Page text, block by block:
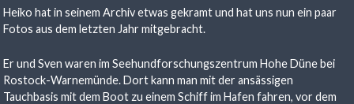
Heiko hat in seinem Archiv etwas gekramt und hat uns nun ein paar
Fotos aus dem letzten Jahr mitgebracht.
Er und Sven waren im Seehundforschungszentrum Hohe Düne bei
Rostock-Warnemünde. Dort kann man mit der ansässigen
Tauchbasis mit dem Boot zu einem Schiff im Hafen fahren, vor dem